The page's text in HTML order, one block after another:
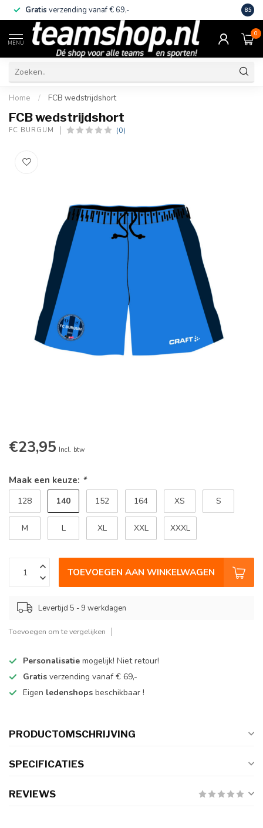
Gratis verzending vanaf € 69,- Eigen
8.5
MENU
0
Home / FCB wedstrijdshort
FCB wedstrijdshort
FC BURGUM (0)
€23,95 Incl. btw
Maak een keuze: *
128 140 152 164 XS S
M L XL XXL XXXL
TOEVOEGEN AAN WINKELWAGEN
Levertijd 5 - 9 werkdagen
Toevoegen om te vergelijken
Personalisatie mogelijk! Niet retour!
Gratis verzending vanaf € 69,-
Eigen ledenshops beschikbaar !
PRODUCTOMSCHRIJVING
SPECIFICATIES
REVIEWS